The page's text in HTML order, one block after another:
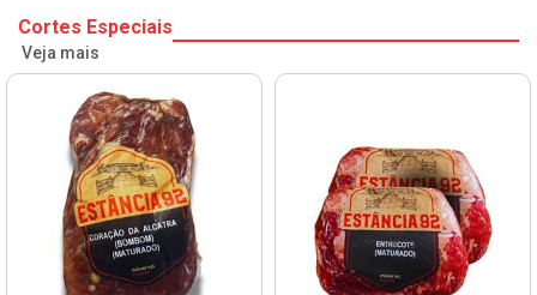
Cortes Especiais
Veja mais